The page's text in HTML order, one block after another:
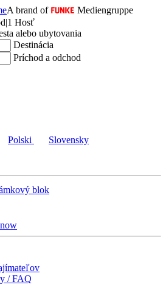
A brand of
Mediengruppe
|1 Hosť
alebo ubytovania
Destinácia
Príchod a odchod
Polski Slovensky
blok
/ FAQ